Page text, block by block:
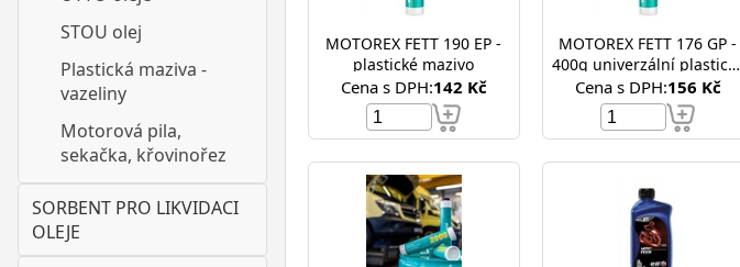
STOU olej
Plastická maziva -
vazeliny
Motorová pila,
sekačka, křovinořez
SORBENT PRO LIKVIDACI
OLEJE
MOTOREX FETT 190 EP -
plastické mazivo
Cena s DPH:142 Kč
MOTOREX FETT 176 GP -
400g univerzální plastické
mazivo
Cena s DPH:156 Kč